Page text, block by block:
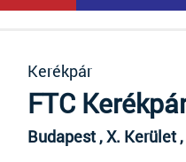
Kerékpár
FTC
Budapest , X. Kerület